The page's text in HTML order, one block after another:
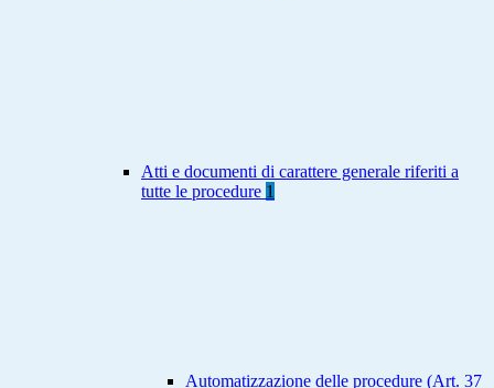
Atti e documenti di carattere generale riferiti a
tutte le procedure 1
Automatizzazione delle procedure (Art. 37